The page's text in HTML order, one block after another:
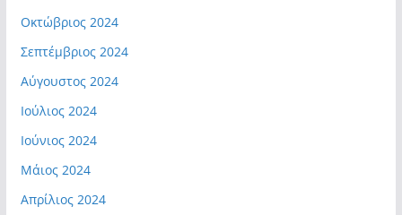
Οκτώβριος 2024
Σεπτέμβριος 2024
Αύγουστος 2024
Ιούλιος 2024
Ιούνιος 2024
Μάιος 2024
Απρίλιος 2024